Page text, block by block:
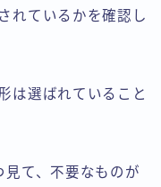
れているかを確認し
は選ばれていること
て、不要なものが